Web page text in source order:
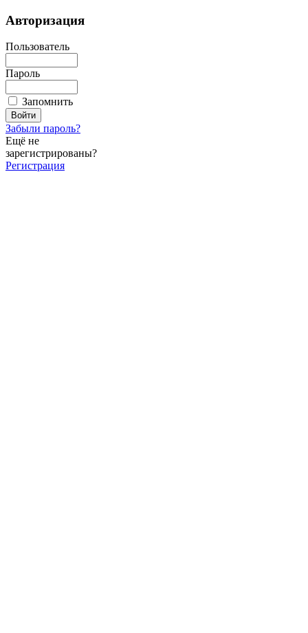
Авторизация
Пользователь
Пароль
Запомнить
Забыли пароль?
Ещё не
зарегистрированы?
Регистрация